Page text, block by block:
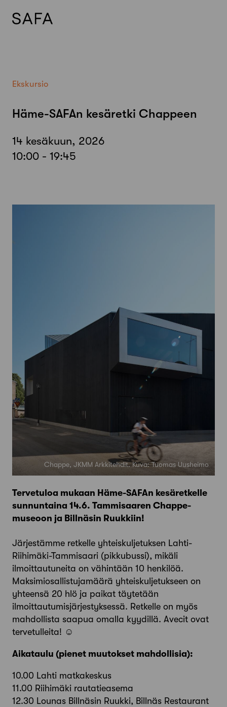
Ekskursio
Häme-SAFAn kesäretki Chappeen
14 kesäkuun, 2026
10:00 - 19:45
Chappe, JKMM Arkkitehdit. Kuva: Tuomas Uusheimo
Tervetuloa mukaan Häme-SAFAn kesäretkelle
sunnuntaina 14.6. Tammisaaren Chappe-
museoon ja Billnäsin Ruukkiin!
Järjestämme retkelle yhteiskuljetuksen Lahti-
Riihimäki-Tammisaari (pikkubussi), mikäli
ilmoittautuneita on vähintään 10 henkilöä.
Maksimiosallistujamäärä yhteiskuljetukseen on
yhteensä 20 hlö ja paikat täytetään
ilmoittautumisjärjestyksessä. Retkelle on myös
mahdollista saapua omalla kyydillä. Avecit ovat
tervetulleita! ☺️
Aikataulu (pienet muutokset mahdollisia):
10.00 Lahti matkakeskus
11.00 Riihimäki rautatieasema
12.30 Lounas Billnäsin Ruukki, Billnäs Restaurant